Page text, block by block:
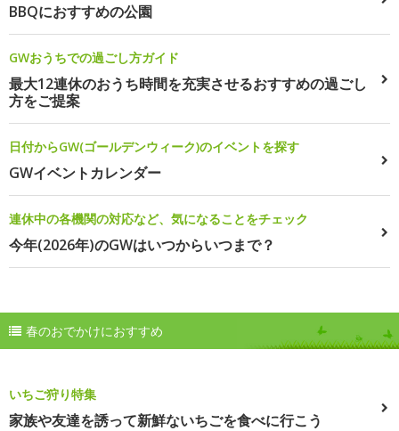
BBQにおすすめの公園
GWおうちでの過ごし方ガイド
最大12連休のおうち時間を充実させるおすすめの過ごし
方をご提案
日付からGW(ゴールデンウィーク)のイベントを探す
GWイベントカレンダー
連休中の各機関の対応など、気になることをチェック
今年(2026年)のGWはいつからいつまで？
春のおでかけにおすすめ
いちご狩り特集
家族や友達を誘って新鮮ないちごを食べに行こう